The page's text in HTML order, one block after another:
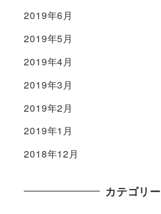
2019年6月
2019年5月
2019年4月
2019年3月
2019年2月
2019年1月
2018年12月
カテゴリー